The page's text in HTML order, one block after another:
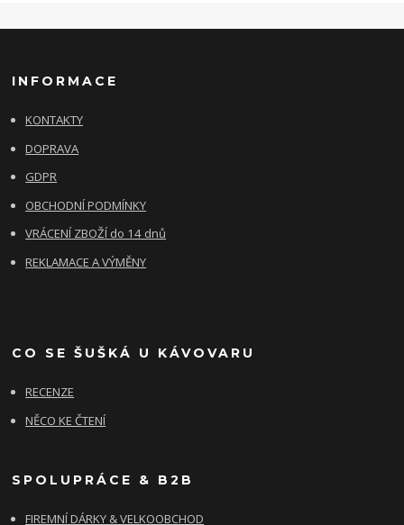
INFORMACE
KONTAKTY
DOPRAVA
GDPR
OBCHODNÍ PODMÍNKY
VRÁCENÍ ZBOŽÍ do 14 dnů
REKLAMACE A VÝMĚNY
CO SE ŠUŠKÁ U KÁVOVARU
RECENZE
NĚCO KE ČTENÍ
SPOLUPRÁCE & B2B
FIREMNÍ DÁRKY & VELKOOBCHOD